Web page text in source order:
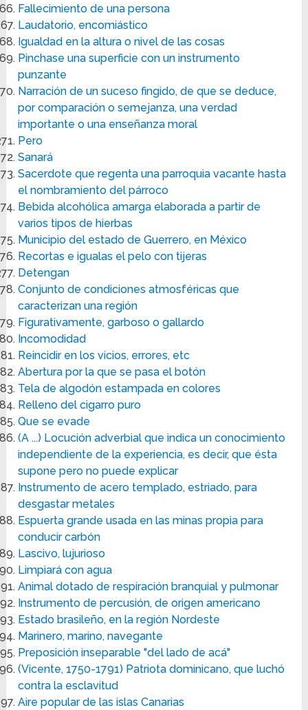
Fallecimiento de una persona
Laudatorio, encomiástico
Igualdad en la altura o nivel de las cosas
Pinchase una superficie con un instrumento
punzante
Narración de un suceso fingido, de que se deduce,
por comparación o semejanza, una verdad
importante o una enseñanza moral
Pero
Sanará
Sacerdote que regenta una parroquia vacante hasta
el nombramiento del párroco
Bebida alcohólica amarga elaborada a partir de
varios tipos de hierbas
Municipio del estado de Guerrero, en México
Recortas e igualas el pelo con tijeras
Detengan
Conjunto de condiciones atmosféricas que
caracterizan una región
Figurativamente, garboso o gallardo
Incomodidad
Reincidir en los vicios, errores, etc
Abertura por la que se pasa el botón
Tela de algodón estampada en colores
Relleno del cigarro puro
Que se evade
(A ...) Locución adverbial que indica un conocimiento
independiente de la experiencia, es decir, que ésta
supone pero no puede explicar
Instrumento de acero templado, estriado, para
desgastar metales
Espuerta grande usada en las minas propia para
conducir carbón
Lascivo, lujurioso
Limpiará con agua
Animal dotado de respiración branquial y pulmonar
Instrumento de percusión, de origen americano
Estado brasileño, en la región Nordeste
Marinero, marino, navegante
Preposición inseparable "del lado de acá"
(Vicente, 1750-1791) Patriota dominicano, que luchó
contra la esclavitud
Aire popular de las islas Canarias